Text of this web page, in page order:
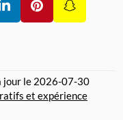
jour le 2026-07-30
et expérience